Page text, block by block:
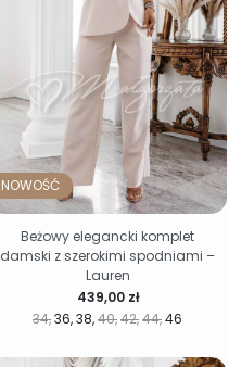
NOWOŚĆ
34 36 38 40 42 44 46
Cena
439,00 zł
Beżowy elegancki komplet
damski z szerokimi spodniami –
Lauren